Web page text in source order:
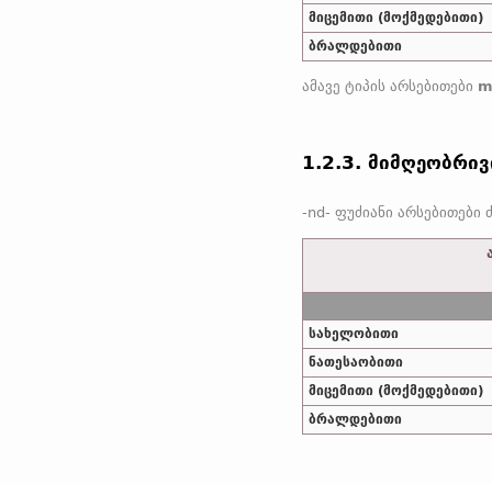
მიცემითი (მოქმედებითი)
ბრალდებითი
ამავე ტიპის არსებითები
1.2.3.
სახელობითი
ნათესაობითი
მიცემითი (მოქმედებითი)
ბრალდებითი